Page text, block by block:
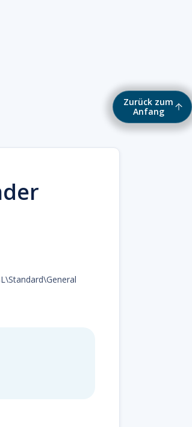
Zurück zum
Anfang